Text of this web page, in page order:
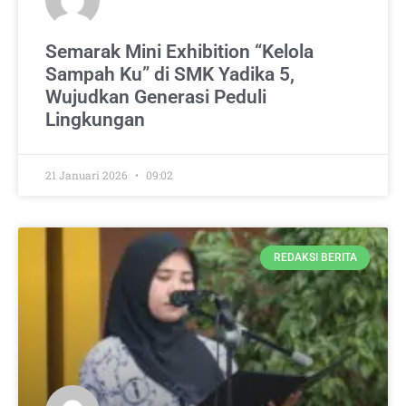
Semarak Mini Exhibition “Kelola
Sampah Ku” di SMK Yadika 5,
Wujudkan Generasi Peduli
Lingkungan
21 Januari 2026 09:02
REDAKSI BERITA